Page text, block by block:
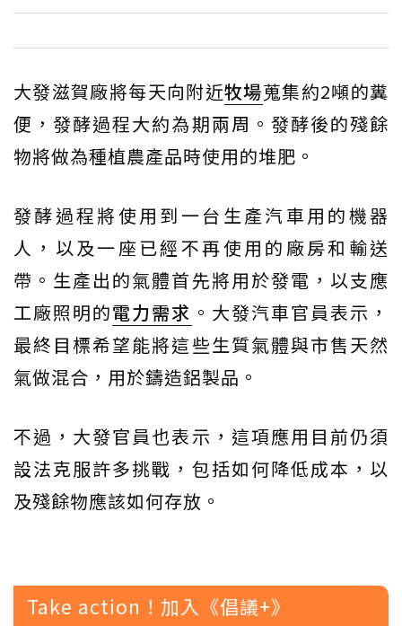
大發滋賀廠將每天向附近牧場蒐集約2噸的糞
便，發酵過程大約為期兩周。發酵後的殘餘
物將做為種植農產品時使用的堆肥。
發酵過程將使用到一台生產汽車用的機器
人，以及一座已經不再使用的廠房和輸送
帶。生產出的氣體首先將用於發電，以支應
工廠照明的電力需求 。大發汽車官員表示，
最終目標希望能將這些生質氣體與市售天然
氣做混合，用於鑄造鋁製品。
不過，大發官員也表示，這項應用目前仍須
設法克服許多挑戰，包括如何降低成本，以
及殘餘物應該如何存放。
Take action！加入《倡議+》